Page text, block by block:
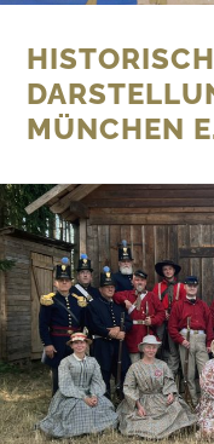
MÜNCHEN